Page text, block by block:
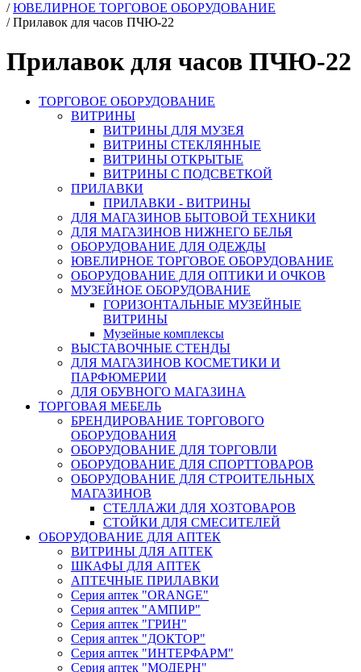
/ ЮВЕЛИРНОЕ ТОРГОВОЕ ОБОРУДОВАНИЕ
/ Прилавок для часов ПЧЮ-22
Прилавок для часов ПЧЮ-22
ТОРГОВОЕ ОБОРУДОВАНИЕ
ВИТРИНЫ
ВИТРИНЫ ДЛЯ МУЗЕЯ
ВИТРИНЫ СТЕКЛЯННЫЕ
ВИТРИНЫ ОТКРЫТЫЕ
ВИТРИНЫ С ПОДСВЕТКОЙ
ПРИЛАВКИ
ПРИЛАВКИ - ВИТРИНЫ
ДЛЯ МАГАЗИНОВ БЫТОВОЙ ТЕХНИКИ
ДЛЯ МАГАЗИНОВ НИЖНЕГО БЕЛЬЯ
ОБОРУДОВАНИЕ ДЛЯ ОДЕЖДЫ
ЮВЕЛИРНОЕ ТОРГОВОЕ ОБОРУДОВАНИЕ
ОБОРУДОВАНИЕ ДЛЯ ОПТИКИ И ОЧКОВ
МУЗЕЙНОЕ ОБОРУДОВАНИЕ
ГОРИЗОНТАЛЬНЫЕ МУЗЕЙНЫЕ
ВИТРИНЫ
Музейные комплексы
ВЫСТАВОЧНЫЕ СТЕНДЫ
ДЛЯ МАГАЗИНОВ КОСМЕТИКИ И
ПАРФЮМЕРИИ
ДЛЯ ОБУВНОГО МАГАЗИНА
ТОРГОВАЯ МЕБЕЛЬ
БРЕНДИРОВАНИЕ ТОРГОВОГО
ОБОРУДОВАНИЯ
ОБОРУДОВАНИЕ ДЛЯ ТОРГОВЛИ
ОБОРУДОВАНИЕ ДЛЯ СПОРТТОВАРОВ
ОБОРУДОВАНИЕ ДЛЯ СТРОИТЕЛЬНЫХ
МАГАЗИНОВ
СТЕЛЛАЖИ ДЛЯ ХОЗТОВАРОВ
СТОЙКИ ДЛЯ СМЕСИТЕЛЕЙ
ОБОРУДОВАНИЕ ДЛЯ АПТЕК
ВИТРИНЫ ДЛЯ АПТЕК
ШКАФЫ ДЛЯ АПТЕК
АПТЕЧНЫЕ ПРИЛАВКИ
Серия аптек "ORANGE"
Серия аптек "АМПИР"
Серия аптек "ГРИН"
Серия аптек "ДОКТОР"
Серия аптек "ИНТЕРФАРМ"
Серия аптек "МОДЕРН"